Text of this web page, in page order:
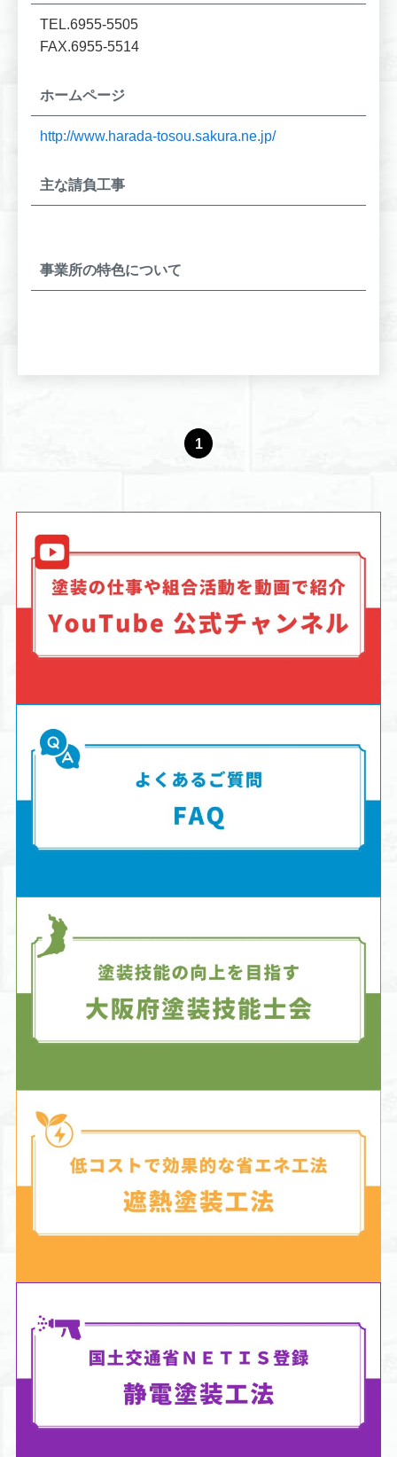
TEL.6955-5505
FAX.6955-5514
ホームページ
http://www.harada-tosou.sakura.ne.jp/
主な請負工事
事業所の特色について
1